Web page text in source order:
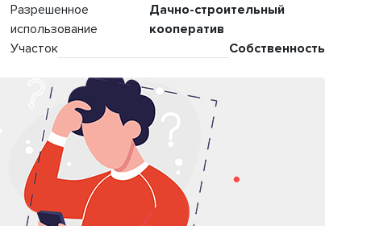
Разрешенное
использование
Дачно-строительный
кооператив
Участок
Собственность